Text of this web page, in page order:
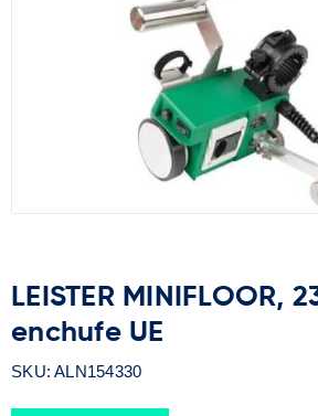
LEISTER MINIFLOOR,
enchufe UE
SKU: ALN154330